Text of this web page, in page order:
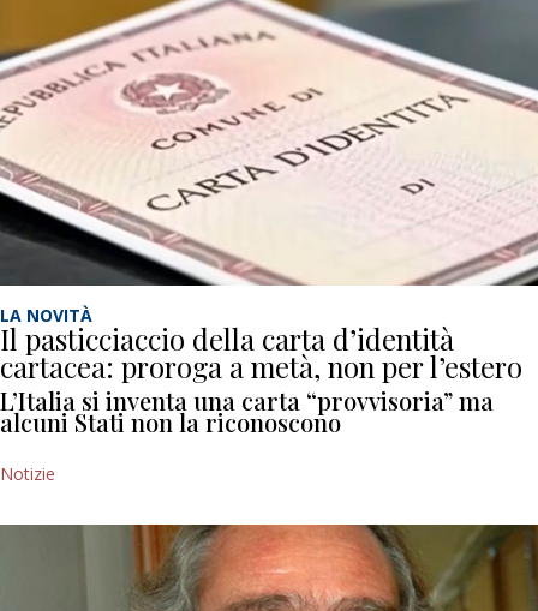
LA NOVITÀ
Il pasticciaccio della carta d’identità
cartacea: proroga a metà, non per l’estero
L’Italia si inventa una carta “provvisoria” ma
alcuni Stati non la riconoscono
Notizie